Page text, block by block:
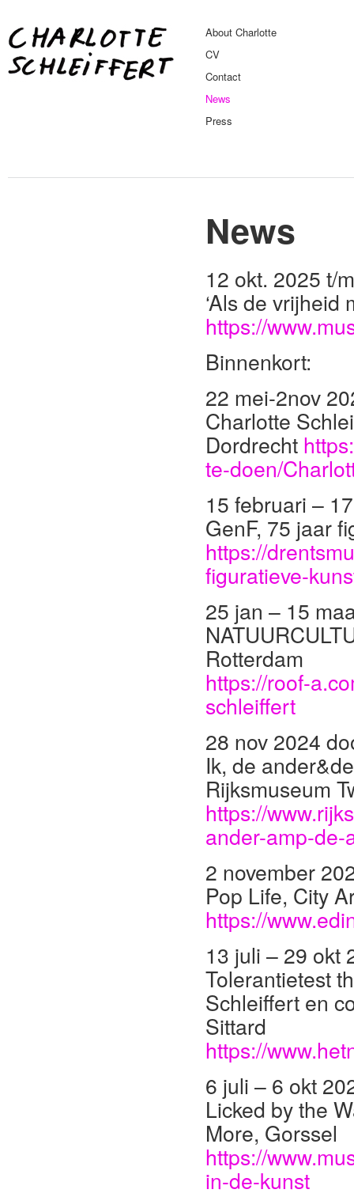
About Charlotte
CV
Contact
News
Press
News
12 okt. 2025 t/
‘Als de vrijheid
https://
Binnenkort:
22 mei-2nov
Charlotte
Dordrecht
te-doen/
15 februari –
GenF, 75 jaar
https://
figuratieve-
25 jan – 15
Rotterdam
https://roof-
schleiffert
28 nov 2024
Ik, de
Rijksmuseum
https://
ander-amp-de-
2 november
Pop Life, City
https://
13 juli – 29 okt
Tolerantietest
Schleiffert en
Sittard
https://
6 juli – 6 okt
Licked by the
More, Gorssel
https://
in-de-kunst